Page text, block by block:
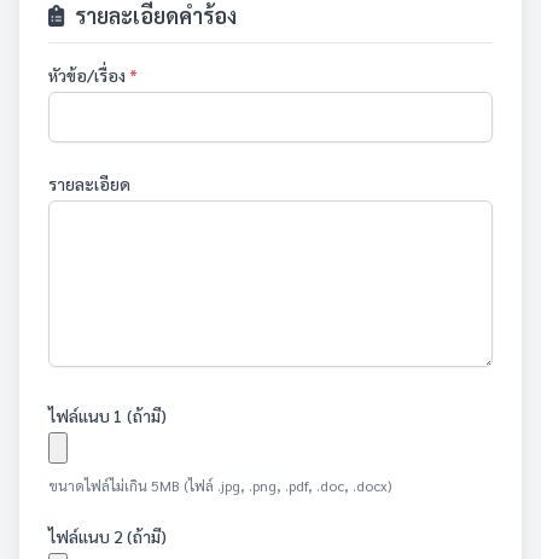
รายละเอียดคำร้อง
หัวข้อ/เรื่อง *
รายละเอียด
ไฟล์แนบ 1 (ถ้ามี)
ขนาดไฟล์ไม่เกิน 5MB (ไฟล์ .jpg, .png, .pdf, .doc, .docx)
ไฟล์แนบ 2 (ถ้ามี)